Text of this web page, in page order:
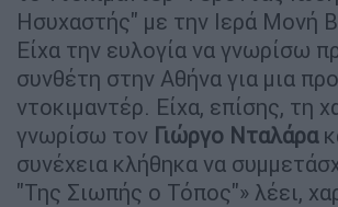
Ησυχαστής" με την Ιερά Μονή
Είχα την ευλογία να γνωρίσω
συνθέτη στην Αθήνα για μια
ντοκιμαντέρ. Είχα, επίσης, τη
γνωρίσω τον Γιώργο Νταλάρα
συνέχεια κλήθηκα να
"Της Σιωπής ο Τόπος"» λέει,